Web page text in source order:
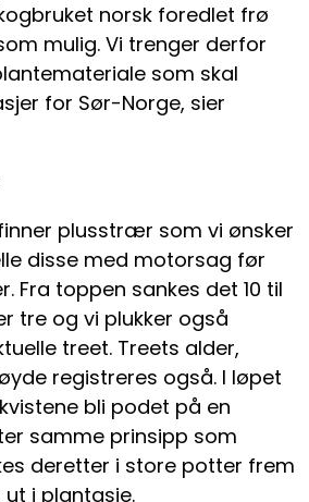
norsk foredlet frø
mulig. Vi trenger derfor
som skal
for Sør-Norge, sier
plusstrær som vi ønsker
disse med motorsag før
Fra toppen sankes det 10 til
tre og vi plukker også
treet. Treets alder,
registreres også. I løpet
bli podet på en
samme prinsipp som
deretter i store potter frem
i plantasje.